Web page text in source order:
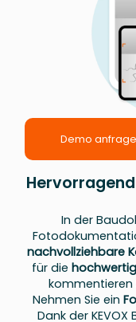
In der
nachvollziehbare
für die
kommentieren
Nehmen Sie ein
Dank der
Demo